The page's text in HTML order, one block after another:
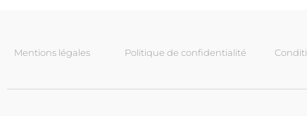
Mentions légales Politique de confidentialité